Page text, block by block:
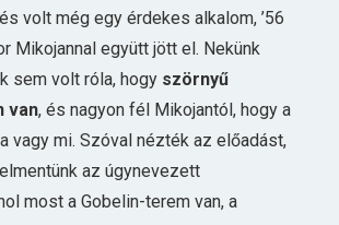
volt még egy érdekes alkalom, ’56
Mikojannal együtt jött el. Nekünk
sem volt róla, hogy szörnyű
van, és nagyon fél Mikojantól, hogy a
vagy mi. Szóval nézték az előadást,
az úgynevezett
most a Gobelin-terem van, a